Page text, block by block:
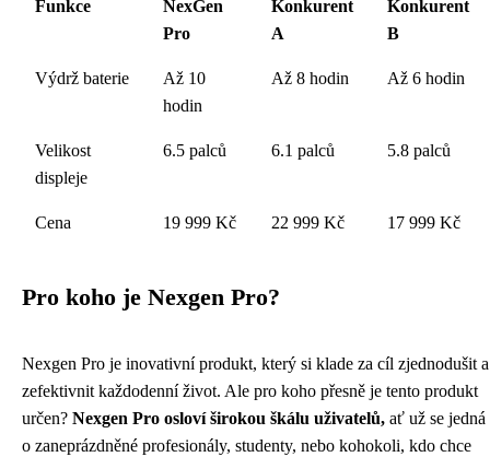
Funkce
NexGen
Pro
Konkurent
A
Konkurent
B
Výdrž baterie
Až 10
hodin
Až 8 hodin Až 6 hodin
Velikost
displeje
6.5 palců 6.1 palců 5.8 palců
Cena 19 999 Kč 22 999 Kč 17 999 Kč
Pro koho je Nexgen Pro?
Nexgen Pro je inovativní produkt, který si klade za cíl zjednodušit a
zefektivnit každodenní život. Ale pro koho přesně je tento produkt
určen? Nexgen Pro osloví širokou škálu uživatelů, ať už se jedná
o zaneprázdněné profesionály, studenty, nebo kohokoli, kdo chce